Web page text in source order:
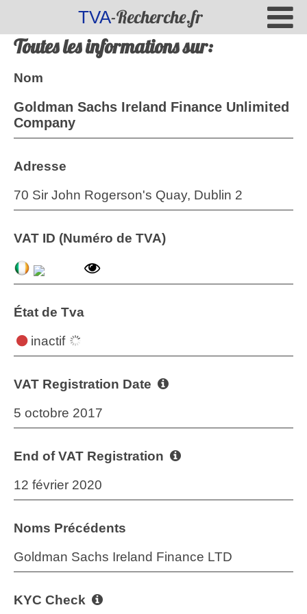
TVA-Recherche.fr
Toutes les informations sur:
Nom
Goldman Sachs Ireland Finance Unlimited
Company
Adresse
70 Sir John Rogerson's Quay, Dublin 2
VAT ID (Numéro de TVA)
État de Tva
inactif
VAT Registration Date
5 octobre 2017
End of VAT Registration
12 février 2020
Noms Précédents
Goldman Sachs Ireland Finance LTD
KYC Check